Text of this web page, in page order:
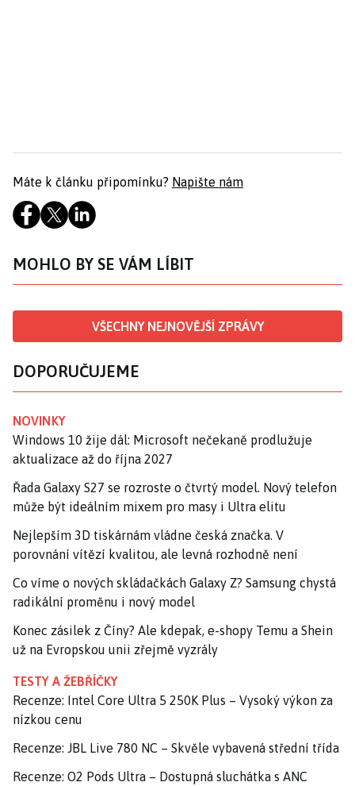
Máte k článku připomínku? Napište nám
MOHLO BY SE VÁM LÍBIT
VŠECHNY NEJNOVĚJŠÍ ZPRÁVY
DOPORUČUJEME
NOVINKY
Windows 10 žije dál: Microsoft nečekaně prodlužuje
aktualizace až do října 2027
Řada Galaxy S27 se rozroste o čtvrtý model. Nový telefon
může být ideálním mixem pro masy i Ultra elitu
Nejlepším 3D tiskárnám vládne česká značka. V
porovnání vítězí kvalitou, ale levná rozhodně není
Co víme o nových skládačkách Galaxy Z? Samsung chystá
radikální proměnu i nový model
Konec zásilek z Číny? Ale kdepak, e-shopy Temu a Shein
už na Evropskou unii zřejmě vyzrály
TESTY A ŽEBŘÍČKY
Recenze: Intel Core Ultra 5 250K Plus – Vysoký výkon za
nízkou cenu
Recenze: JBL Live 780 NC – Skvěle vybavená střední třída
Recenze: O2 Pods Ultra – Dostupná sluchátka s ANC